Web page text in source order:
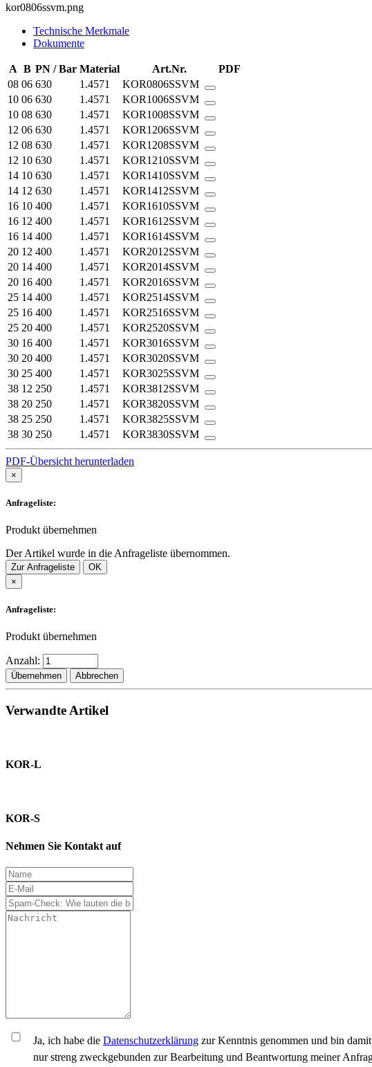
kor0806ssvm.png
Technische Merkmale
Dokumente
A B PN / Bar Material Art.Nr.
PDF
08 06 630 1.4571
KOR0806SSVM
10 06 630 1.4571
KOR1006SSVM
10 08 630 1.4571
KOR1008SSVM
12 06 630 1.4571
KOR1206SSVM
12 08 630 1.4571
KOR1208SSVM
12 10 630 1.4571
KOR1210SSVM
14 10 630 1.4571
KOR1410SSVM
14 12 630 1.4571
KOR1412SSVM
16 10 400 1.4571
KOR1610SSVM
16 12 400 1.4571
KOR1612SSVM
16 14 400 1.4571
KOR1614SSVM
20 12 400 1.4571
KOR2012SSVM
20 14 400 1.4571
KOR2014SSVM
20 16 400 1.4571
KOR2016SSVM
25 14 400 1.4571
KOR2514SSVM
25 16 400 1.4571
KOR2516SSVM
25 20 400 1.4571
KOR2520SSVM
30 16 400 1.4571
KOR3016SSVM
30 20 400 1.4571
KOR3020SSVM
30 25 400 1.4571
KOR3025SSVM
38 12 250 1.4571
KOR3812SSVM
38 20 250 1.4571
KOR3820SSVM
38 25 250 1.4571
KOR3825SSVM
38 30 250 1.4571 KOR3830SSVM
PDF-Übersicht herunterladen
×
Anfrageliste:
Produkt übernehmen
Der Artikel wurde in die Anfrageliste übernommen.
Zur Anfrageliste
OK
×
Anfrageliste:
Produkt übernehmen
Anzahl:
Übernehmen Abbrechen
Verwandte Artikel
KOR-L
KOR-S
Nehmen Sie Kontakt auf
Ja, ich habe die Datenschutzerklärung zur Kenntnis genommen und bin
nur streng zweckgebunden zur Bearbeitung und Beantwortung meiner